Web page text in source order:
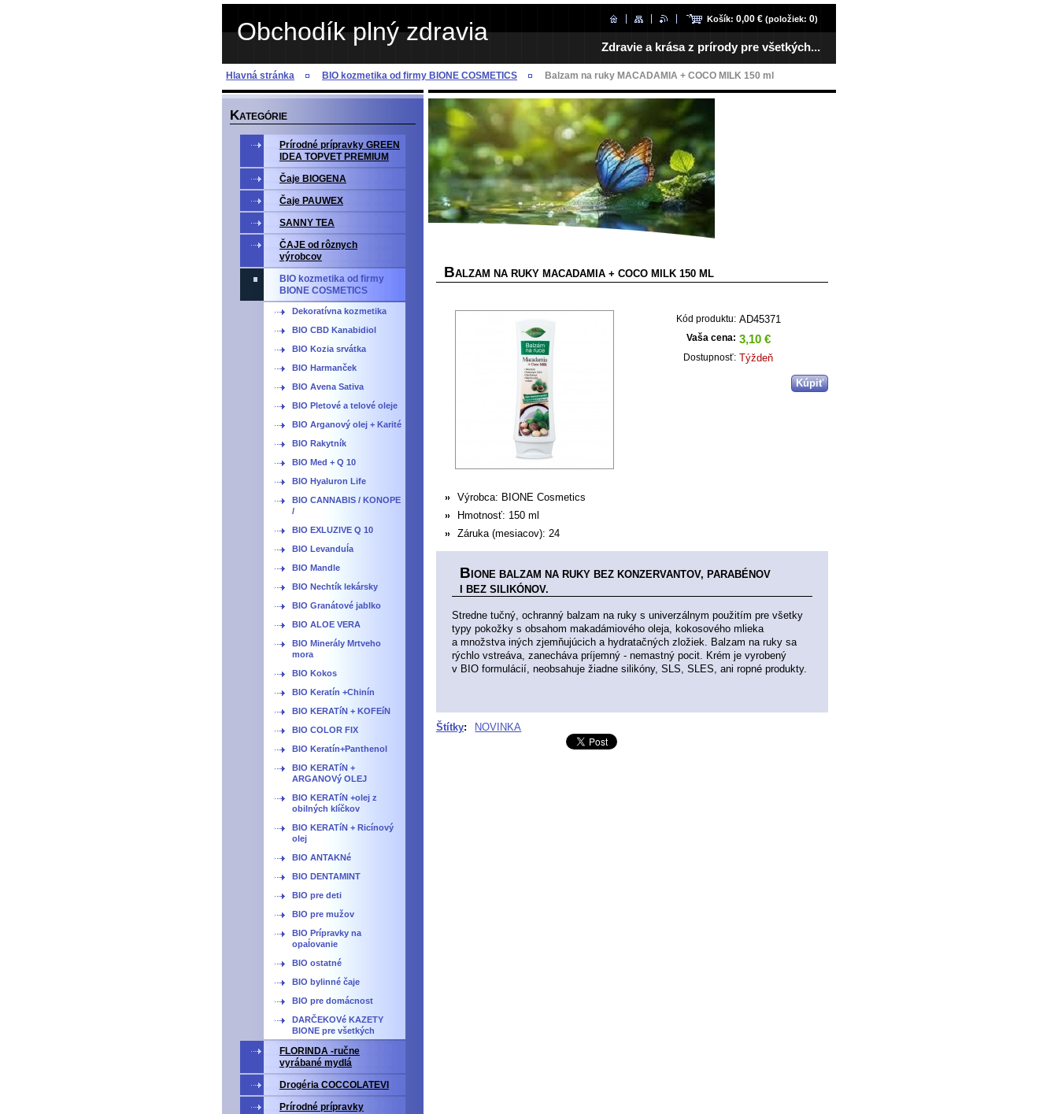
Obchodík plný zdravia Košík: 0,00 € (položiek: 0)
Zdravie a krása z prírody pre všetkých...
Hlavná stránka BIO kozmetika od firmy BIONE COSMETICS Balzam na ruky MACADAMIA + COCO MILK 150 ml
BALZAM NA RUKY MACADAMIA + COCO MILK 150 ML
Kód produktu: AD45371
Vaša cena: 3,10 €
Dostupnosť: Týždeň
Výrobca: BIONE Cosmetics
Hmotnosť: 150 ml
Záruka (mesiacov): 24
B IONE BALZAM NA RUKY BEZ KONZERVANTOV, PARABÉNOV
I BEZ SILIKÓNOV.
Stredne tučný, ochranný balzam na ruky s univerzálnym použitím pre všetky
typy pokožky s obsahom makadámiového oleja, kokosového mlieka
a množstva iných zjemňujúcich a hydratačných zložiek. Balzam na ruky sa
rýchlo vstreáva, zanecháva príjemný - nemastný pocit. Krém je vyrobený
v BIO formulácií, neobsahuje žiadne silikóny, SLS, SLES, ani ropné produkty.
Štítky: NOVINKA
KATEGÓRIE
Prírodné prípravky GREEN
IDEA TOPVET PREMIUM
Čaje BIOGENA
Čaje PAUWEX
SANNY TEA
ČAJE od rôznych
výrobcov
BIO kozmetika od firmy
BIONE COSMETICS
Dekoratívna kozmetika
BIO CBD Kanabidiol
BIO Kozia srvátka
BIO Harmanček
BIO Avena Sativa
BIO Pletové a telové oleje
BIO Arganový olej + Karité
BIO Rakytník
BIO Med + Q 10
BIO Hyaluron Life
BIO CANNABIS / KONOPE
/
BIO EXLUZIVE Q 10
BIO Levanduĺa
BIO Mandle
BIO Nechtík lekársky
BIO Granátové jablko
BIO ALOE VERA
BIO Minerály Mrtveho
mora
BIO Kokos
BIO Keratín +Chinín
BIO KERATíN + KOFEíN
BIO COLOR FIX
BIO Keratín+Panthenol
BIO KERATíN +
ARGANOVý OLEJ
BIO KERATíN +olej z
obilných klíčkov
BIO KERATíN + Ricínový
olej
BIO ANTAKNé
BIO DENTAMINT
BIO pre deti
BIO pre mužov
BIO Prípravky na
opaĺovanie
BIO ostatné
BIO bylinné čaje
BIO pre domácnost
DARČEKOVé KAZETY
BIONE pre všetkých
FLORINDA -ručne
vyrábané mydlá
Drogéria COCCOLATEVI
Prírodné prípravky